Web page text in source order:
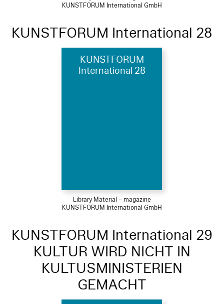
KUNSTFORUM International GmbH
KUNSTFORUM International 28
KUNSTFORUM
International 28
Library Material – magazine
KUNSTFORUM International GmbH
KUNSTFORUM International 29
KULTUR WIRD NICHT IN
KULTUSMINISTERIEN
GEMACHT